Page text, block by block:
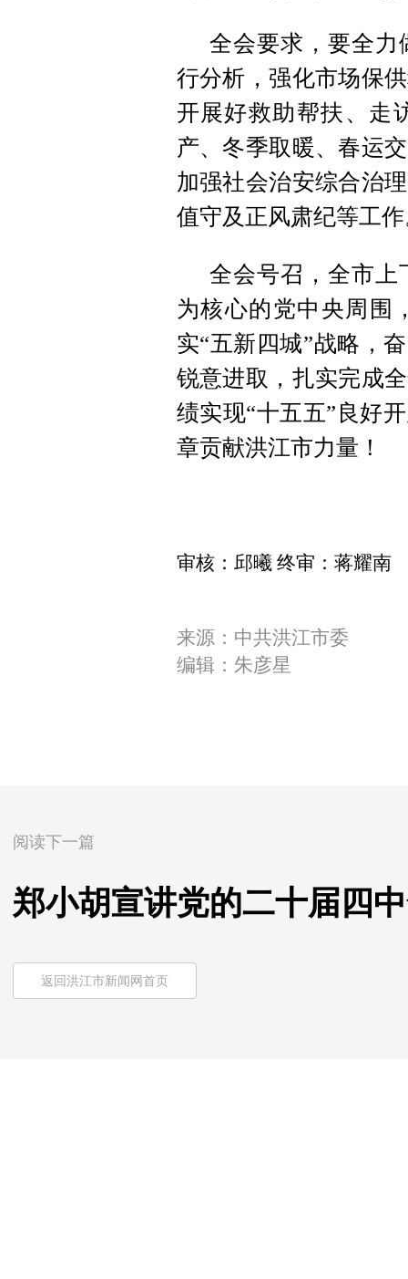
全会要求，要全力
行分析，强化市场保
开展好救助帮扶、走
产、冬季取暖、春运
加强社会治安综合治
值守及正风肃纪等工
全会号召，全市上
为核心的党中央周围
实“五新四城”战略，
锐意进取，扎实完成
绩实现“十五五”良好
章贡献洪江市力量！
审核：邱曦 终审：蒋耀南
来源：中共洪江市委
编辑：朱彦星
阅读下一篇
郑小胡宣讲党的二十届四
返回洪江市新闻网首页